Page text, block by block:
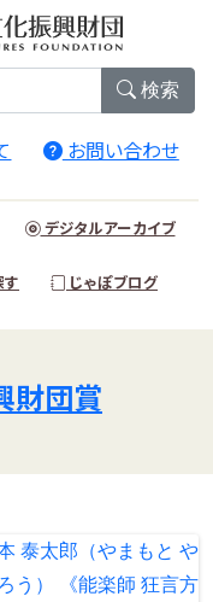
検索
お問い合わせ
デジタルアーカイブ
じゃぽブログ
財団賞